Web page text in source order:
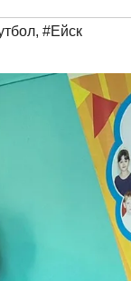
, #Ейск